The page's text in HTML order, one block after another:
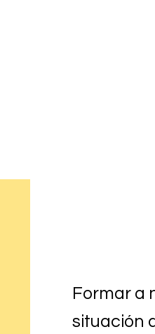
Formar a
situación